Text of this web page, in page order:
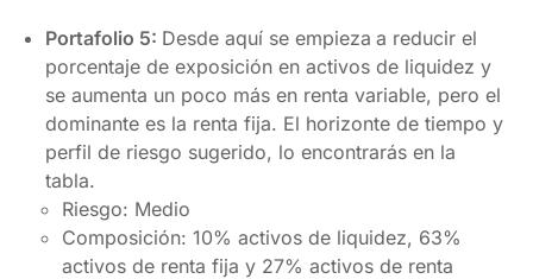
Portafolio 5: Desde aquí se empieza a reducir el
porcentaje de exposición en activos de liquidez y
se aumenta un poco más en renta variable, pero el
dominante es la renta fija. El horizonte de tiempo y
perfil de riesgo sugerido, lo encontrarás en la
tabla.
Riesgo: Medio
Composición: 10% activos de liquidez, 63%
activos de renta fija y 27% activos de renta